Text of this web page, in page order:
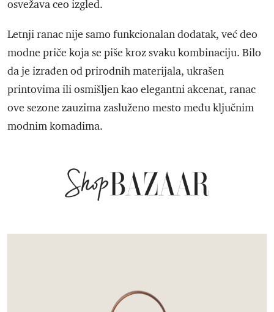
osvežava ceo izgled.
Letnji ranac nije samo funkcionalan dodatak, već deo
modne priče koja se piše kroz svaku kombinaciju. Bilo
da je izrađen od prirodnih materijala, ukrašen
printovima ili osmišljen kao elegantni akcenat, ranac
ove sezone zauzima zasluženo mesto među ključnim
modnim komadima.